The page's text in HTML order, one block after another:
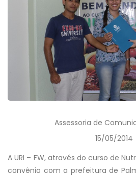
Assessoria de
15/05/2014
A URI – FW, através do curso de
convênio com a prefeitura de